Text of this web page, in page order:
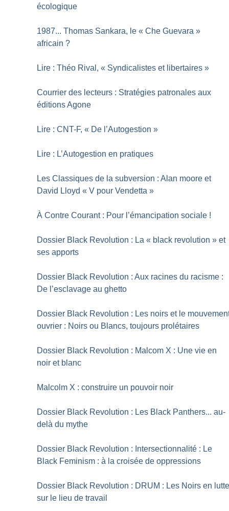
écologique
1987... Thomas Sankara, le « Che Guevara »
africain ?
Lire : Théo Rival, « Syndicalistes et libertaires »
Courrier des lecteurs : Stratégies patronales aux
éditions Agone
Lire : CNT-F, « De l’Autogestion »
Lire : L’Autogestion en pratiques
Les Classiques de la subversion : Alan moore et
David Lloyd « V pour Vendetta »
À Contre Courant : Pour l’émancipation sociale !
Dossier Black Revolution : La « black revolution » et
ses apports
Dossier Black Revolution : Aux racines du racisme :
De l’esclavage au ghetto
Dossier Black Revolution : Les noirs et le
ouvrier : Noirs ou Blancs, toujours prolétaires
Dossier Black Revolution : Malcom X : Une vie en
noir et blanc
Malcolm X : construire un pouvoir noir
Dossier Black Revolution : Les Black Panthers... au-
delà du mythe
Dossier Black Revolution : Intersectionnalité : Le
Black Feminism : à la croisée de oppressions
Dossier Black Revolution : DRUM : Les Noirs en
sur le lieu de travail